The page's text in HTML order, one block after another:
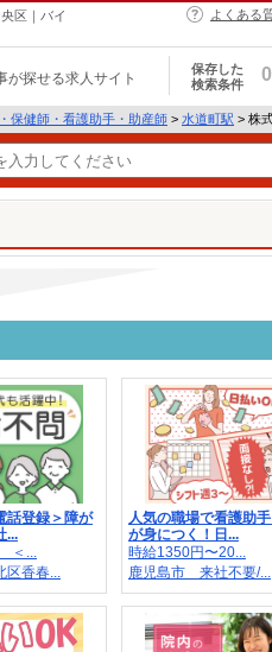
区｜バイ
よくある
が探せる求人サイト
保存した
検索条件
0
保健師・看護助手・助産師 > 水道町駅 > 株
話登録＞障が
...
＜...
区香春...
人気の職場で看護助
が身につく！日...
時給1350円〜20...
鹿児島市 来社不要/...